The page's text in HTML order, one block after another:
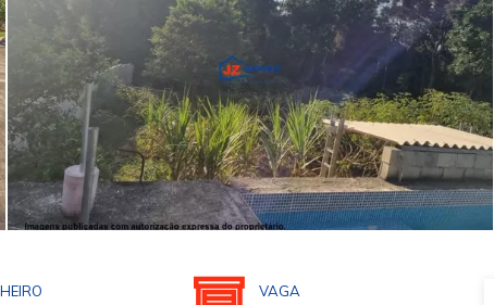
VAGA